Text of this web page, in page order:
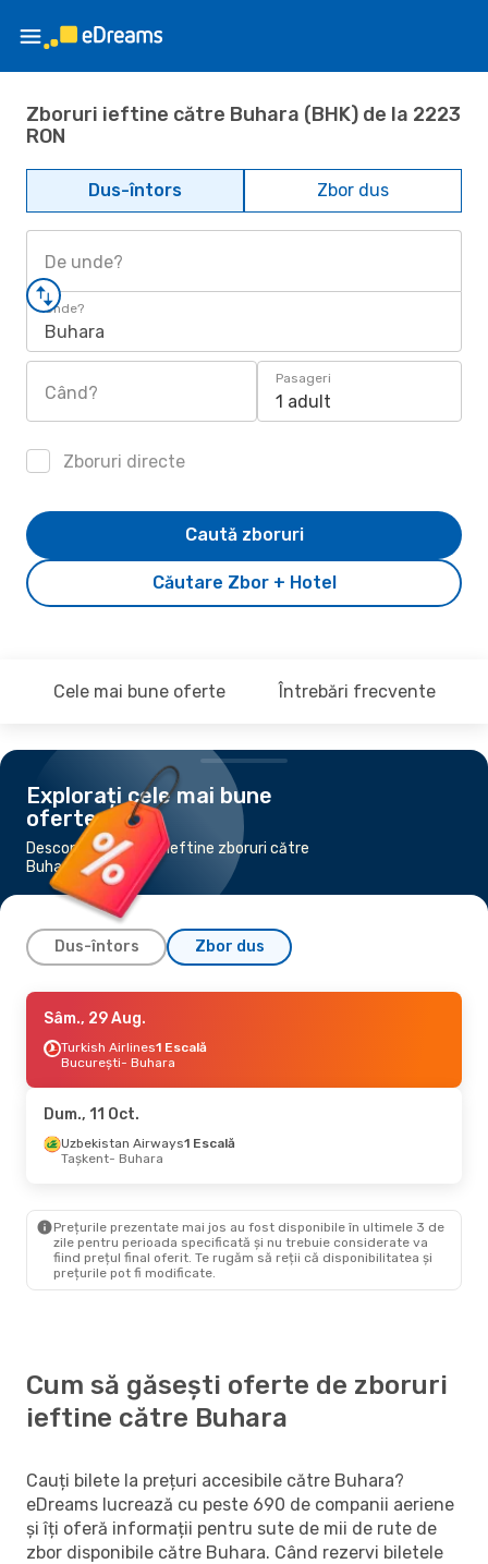
Zboruri ieftine către Buhara (BHK) de la 2223
RON
Dus-întors Zbor dus
De unde?
Unde?
Buhara
Când?
Pasageri
1 adult
Zboruri directe
Căutare Zbor + Hotel
Caută zboruri
Cele mai bune oferte Întrebări frecvente
Explorați cele mai bune
oferte
Descoperă cele mai ieftine zboruri către
Buhara
Dus-întors Zbor dus
Lun., 21 Sept.
Turkish Airlines2 Escale
Cluj-Napoca- Buhara
Buhara- Cluj-Napoca
Sâm., 5 Sept.- Dum., 13 Sept.
Buhara
- București
Sâm., 29 Aug.
Turkish Airlines1 Escală
București- Buhara
Dum., 11 Oct.
Uzbekistan Airways1 Escală
Tașkent- Buhara
Prețurile prezentate mai jos au fost disponibile în ultimele 3 de
zile pentru perioada specificată și nu trebuie considerate va
fiind prețul final oferit. Te rugăm să reții că disponibilitatea și
prețurile pot fi modificate.
Cum să găsești oferte de zboruri
ieftine către Buhara
Cauți bilete la prețuri accesibile către Buhara?
eDreams lucrează cu peste 690 de companii aeriene
și îți oferă informații pentru sute de mii de rute de
zbor disponibile către Buhara. Când rezervi biletele